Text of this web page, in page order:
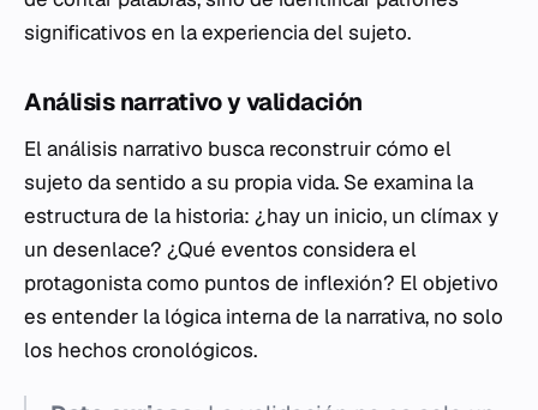
significativos en la experiencia del sujeto.
Análisis narrativo y validación
El análisis narrativo busca reconstruir cómo el
sujeto da sentido a su propia vida. Se examina la
estructura de la historia: ¿hay un inicio, un clímax y
un desenlace? ¿Qué eventos considera el
protagonista como puntos de inflexión? El objetivo
es entender la lógica interna de la narrativa, no solo
los hechos cronológicos.